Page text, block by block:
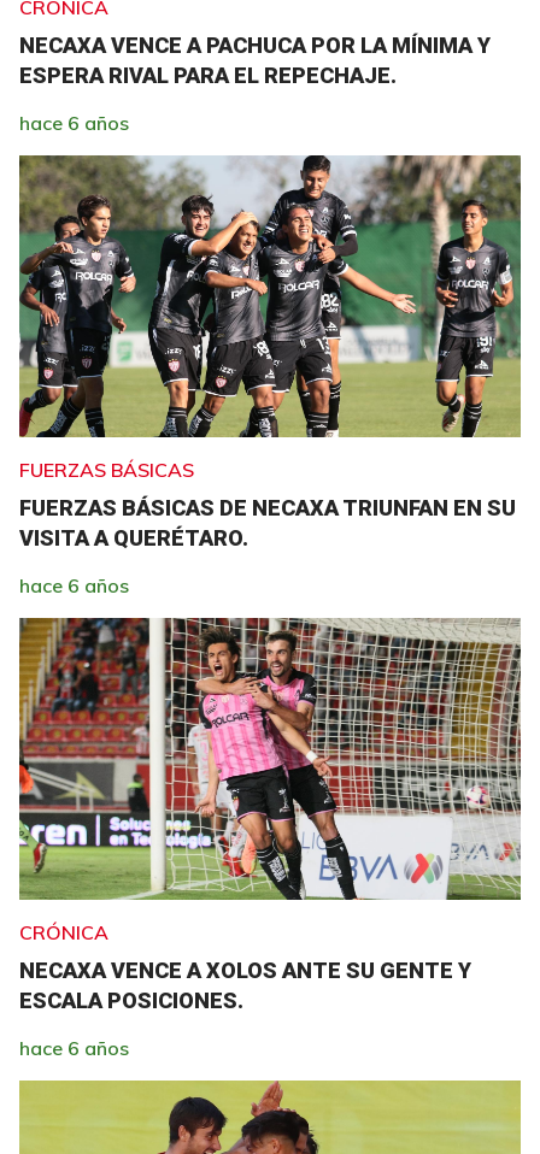
CRÓNICA
NECAXA VENCE A PACHUCA POR LA MÍNIMA Y
ESPERA RIVAL PARA EL REPECHAJE.
hace 6 años
FUERZAS BÁSICAS
FUERZAS BÁSICAS DE NECAXA TRIUNFAN EN SU
VISITA A QUERÉTARO.
hace 6 años
CRÓNICA
NECAXA VENCE A XOLOS ANTE SU GENTE Y
ESCALA POSICIONES.
hace 6 años